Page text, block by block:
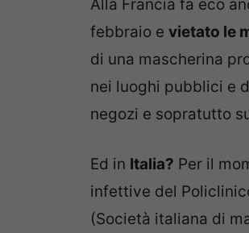
Alla Francia fa eco
febbraio e vietato le
di una mascherina
nei luoghi pubblici e
negozi e sopratutto
Ed in Italia? Per il
infettive del
(Società italiana di